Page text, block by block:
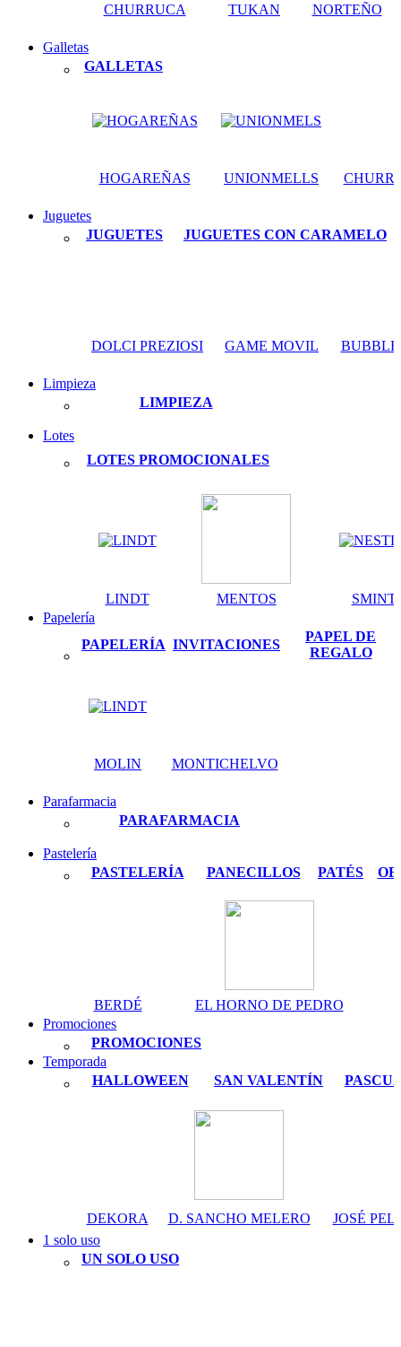
CHURRUCA TUKAN NORTEÑO
Galletas
GALLETAS
HOGAREÑAS UNIONMELLS
Juguetes
JUGUETES
JUGUETES CON CARAMELO
DOLCI PREZIOSI GAME MOVIL
Limpieza
LIMPIEZA
Lotes
LOTES PROMOCIONALES
LINDT MENTOS
SMINT
Papelería
PAPELERÍA INVITACIONES
PAPEL DE
REGALO
MOLIN MONTICHELVO
Parafarmacia
PARAFARMACIA
Pastelería
PASTELERÍA
PANECILLOS PATÉS
BERDÉ
EL HORNO DE PEDRO
Promociones
PROMOCIONES
Temporada
HALLOWEEN
SAN VALENTÍN
DEKORA D. SANCHO MELERO
JOSÉ
1 solo uso
UN SOLO USO